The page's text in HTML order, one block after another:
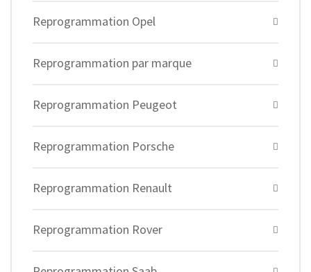
Reprogrammation Opel
Reprogrammation par marque
Reprogrammation Peugeot
Reprogrammation Porsche
Reprogrammation Renault
Reprogrammation Rover